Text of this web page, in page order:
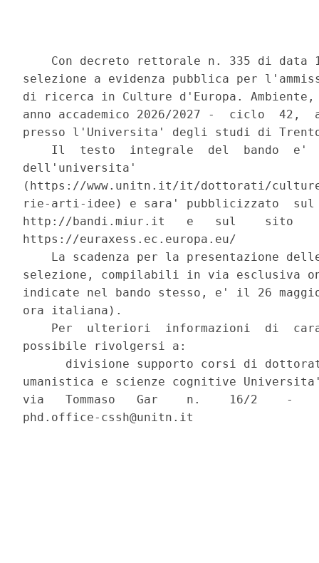
Con decreto rettorale n. 335 di data
selezione a evidenza pubblica per
di ricerca in Culture d'Europa.
anno accademico 2026/2027 -  ciclo  42,
presso l'Universita' degli studi di
Il  testo  integrale  del  bando  e'
dell'universita'
(https://www.unitn.it/it/dottorati/culture-
rie-arti-idee) e sara' pubblicizzato
http://bandi.miur.it   e   sul    sito
https://euraxess.ec.europa.eu/
La scadenza per la presentazione
selezione, compilabili in via esclusiva
indicate nel bando stesso, e' il 26
ora italiana).
Per  ulteriori  informazioni  di
possibile rivolgersi a:
divisione supporto corsi di
umanistica e scienze cognitive
via   Tommaso   Gar    n.    16/2    -
phd.office-cssh@unitn.it